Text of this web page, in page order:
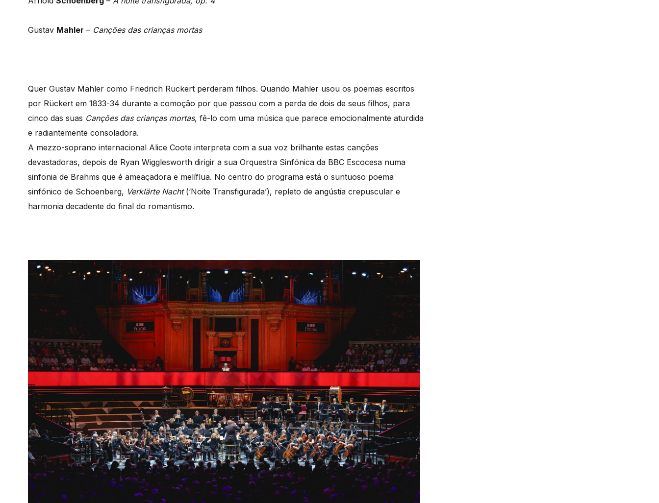
Gustav Mahler – Canções das crianças mortas
Quer Gustav Mahler como Friedrich Rückert perderam filhos. Quando Mahler usou os poemas escritos
por Rückert em 1833-34 durante a comoção por que passou com a perda de dois de seus filhos, para
cinco das suas Canções das crianças mortas, fê-lo com uma música que parece emocionalmente aturdida
e radiantemente consoladora.
A mezzo-soprano internacional Alice Coote interpreta com a sua voz brilhante estas canções
devastadoras, depois de Ryan Wigglesworth dirigir a sua Orquestra Sinfónica da BBC Escocesa numa
sinfonia de Brahms que é ameaçadora e melíflua. No centro do programa está o suntuoso poema
sinfónico de Schoenberg, Verklärte Nacht(‘Noite Transfigurada’), repleto de angústia crepuscular e
harmonia decadente do final do romantismo.